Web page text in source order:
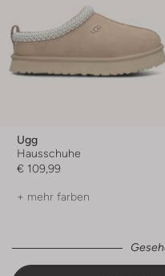
Ugg
Hausschuhe
€ 109,99
+ mehr farben